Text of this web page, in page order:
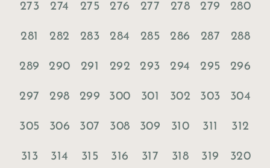
273 274 275 276 277 278 279 280
281 282 283 284 285 286 287 288
289 290 291 292 293 294 295 296
297 298 299 300 301 302 303 304
305 306 307 308 309 310 311 312
313 314 315 316 317 318 319 320